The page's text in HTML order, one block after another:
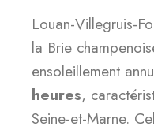
Louan-Villegruis-
la Brie
ensoleillement
heures,
Seine-et-Marne.